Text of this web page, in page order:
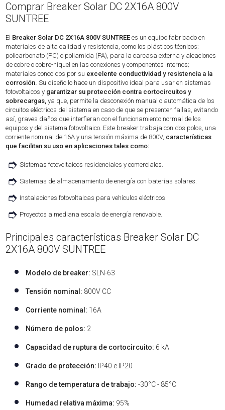
Comprar Breaker Solar DC 2X16A 800V
SUNTREE
El Breaker Solar DC 2X16A 800V SUNTREEes un equipo fabricado en
materiales de alta calidad y resistencia, como los plásticos técnicos;
policarbonato (PC) o poliamida (PA), para la carcasa externa y aleaciones
de cobre o cobre-niquel en las conexiones y componentes internos;
materiales conocidos por su excelente conductividad y resistencia a la
corrosión. Su diseño lo hace un dispositivo ideal para usar en sistemas
fotovoltaicos y garantizar su protección contra cortocircuitos y
sobrecargas, ya que, permite la desconexión manual o automática de los
circuitos eléctricos del sistema en caso de que se presenten fallas, evitando
así, graves daños que interfieran con el funcionamiento normal de los
equipos y del sistema fotovoltaico. Este breaker trabaja con dos polos, una
corriente nominal de 16A y una tensión máxima de 800V, características
que facilitan su uso en aplicaciones tales como:
➮ Sistemas fotovoltaicos residenciales y comerciales.
➮ Sistemas de almacenamiento de energía con baterías solares.
➮ Instalaciones fotovoltaicas para vehículos eléctricos.
➮ Proyectos a mediana escala de energía renovable.
Principales características Breaker Solar DC
2X16A 800V SUNTREE
Modelo de breaker: SLN-63
Tensión nominal: 800V CC
Corriente nominal: 16A
Número de polos: 2
Capacidad de ruptura de cortocircuito: 6 kA
Grado de protección: IP40 e IP20
Rango de temperatura de trabajo:-30°C - 85°C
Humedad relativa máxima: 95%